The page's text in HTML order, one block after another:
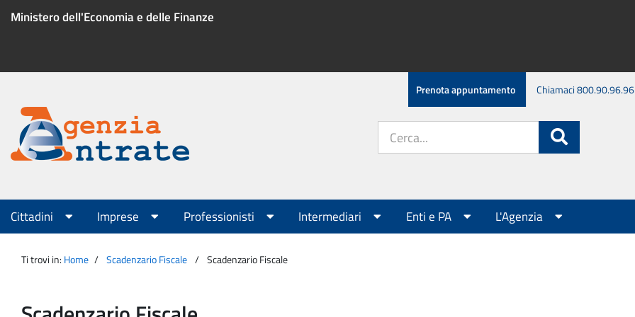
Ministero dell'Economia e delle Finanze
Menu
servizio
Prenota appuntamento Chiamaci 800.90.96.96
Agenzia
Entrate
sito:
Menu
principale
Cittadini Imprese Professionisti Intermediari Enti e PA L'Agenzia
Ti trovi in: Home Scadenzario Fiscale Scadenzario Fiscale